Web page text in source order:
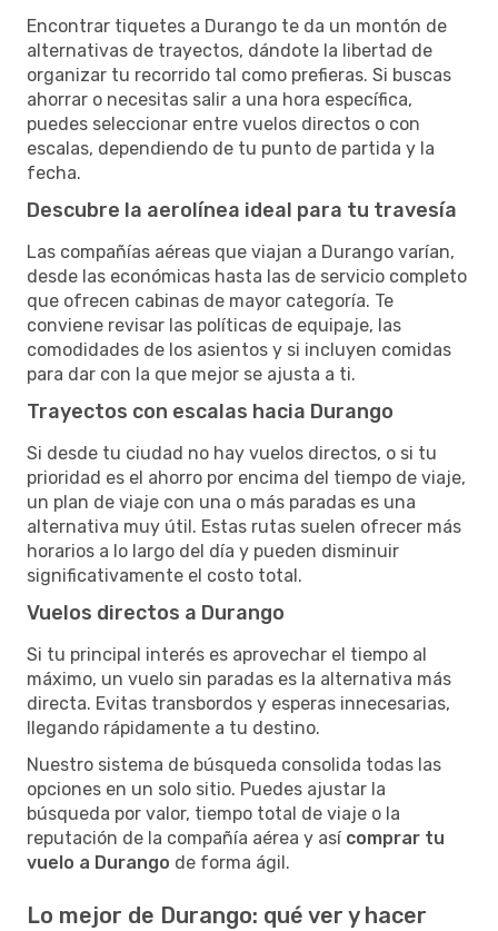
Encontrar tiquetes a Durango te da un montón de
alternativas de trayectos, dándote la libertad de
organizar tu recorrido tal como prefieras. Si buscas
ahorrar o necesitas salir a una hora específica,
puedes seleccionar entre vuelos directos o con
escalas, dependiendo de tu punto de partida y la
fecha.
Descubre la aerolínea ideal para tu travesía
Las compañías aéreas que viajan a Durango varían,
desde las económicas hasta las de servicio completo
que ofrecen cabinas de mayor categoría. Te
conviene revisar las políticas de equipaje, las
comodidades de los asientos y si incluyen comidas
para dar con la que mejor se ajusta a ti.
Trayectos con escalas hacia Durango
Si desde tu ciudad no hay vuelos directos, o si tu
prioridad es el ahorro por encima del tiempo de viaje,
un plan de viaje con una o más paradas es una
alternativa muy útil. Estas rutas suelen ofrecer más
horarios a lo largo del día y pueden disminuir
significativamente el costo total.
Vuelos directos a Durango
Si tu principal interés es aprovechar el tiempo al
máximo, un vuelo sin paradas es la alternativa más
directa. Evitas transbordos y esperas innecesarias,
llegando rápidamente a tu destino.
Nuestro sistema de búsqueda consolida todas las
opciones en un solo sitio. Puedes ajustar la
búsqueda por valor, tiempo total de viaje o la
reputación de la compañía aérea y así comprar tu
vuelo a Durango de forma ágil.
Lo mejor de Durango: qué ver y hacer